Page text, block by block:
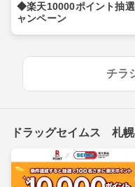
◆楽天10000ポイント抽
ャンペーン
チラ
ドラッグセイムス 札